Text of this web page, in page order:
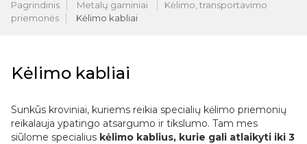
Pagrindinis Metalų gaminiai
Kėlimo, transportavimo
priemonės
Kėlimo kabliai
Kėlimo kabliai
Sunkūs kroviniai, kuriems reikia specialių kėlimo priemonių
reikalauja ypatingo atsargumo ir tikslumo. Tam mes
siūlome specialius kėlimo kablius, kurie gali atlaikyti iki 3